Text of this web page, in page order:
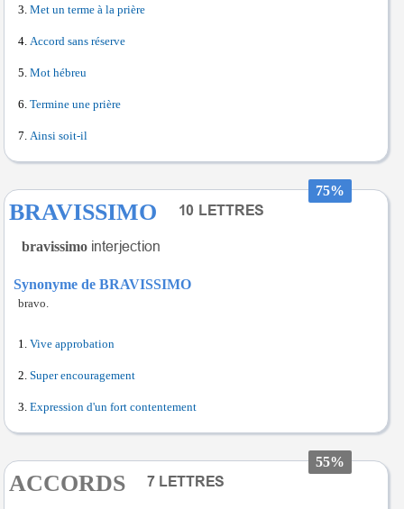
Met un terme à la prière
Accord sans réserve
Mot hébreu
Termine une prière
Ainsi soit-il
75%
BRAVISSIMO
bravissimo
Synonyme de BRAVISSIMO
bravo.
Vive approbation
Super encouragement
Expression d'un fort contentement
55%
ACCORDS